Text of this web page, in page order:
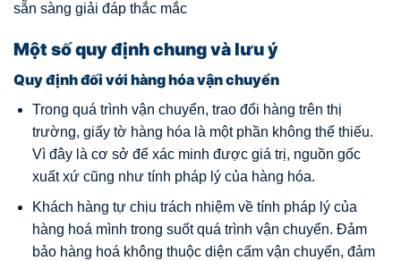
sẵn sàng giải đáp thắc mắc
Một số quy định chung và lưu ý
Quy định đối với hàng hóa vận chuyển
Trong quá trình vận chuyển, trao đổi hàng trên thị
trường, giấy tờ hàng hóa là một phần không thể thiếu.
Vì đây là cơ sở để xác minh được giá trị, nguồn gốc
xuất xứ cũng như tính pháp lý của hàng hóa.
Khách hàng tự chịu trách nhiệm về tính pháp lý của
hàng hoá mình trong suốt quá trình vận chuyển. Đảm
bảo hàng hoá không thuộc diện cấm vận chuyển, đảm